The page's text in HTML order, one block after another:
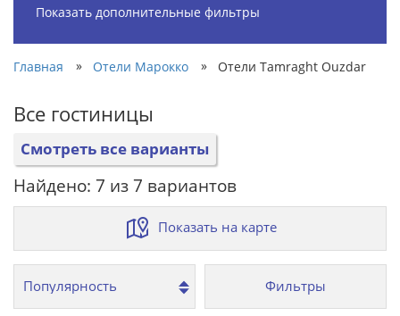
Показать дополнительные фильтры
Главная » Отели Марокко » Отели Tamraght Ouzdar
Все гостиницы
Смотреть все варианты
Найдено: 7 из 7 вариантов
Показать на карте
Фильтры